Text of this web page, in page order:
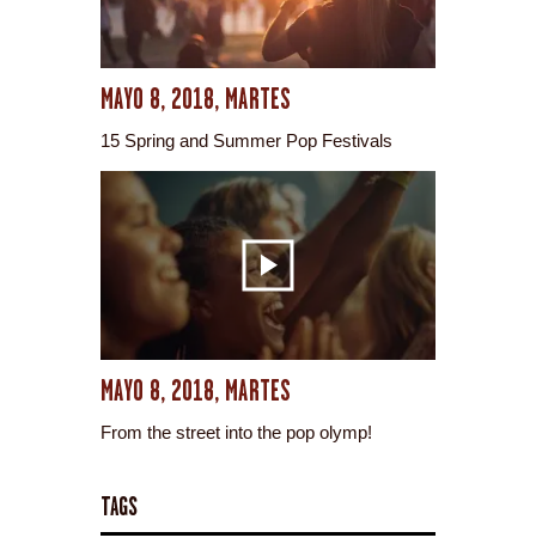
MAYO 8, 2018, MARTES
15 Spring and Summer Pop Festivals
MAYO 8, 2018, MARTES
From the street into the pop olymp!
TAGS